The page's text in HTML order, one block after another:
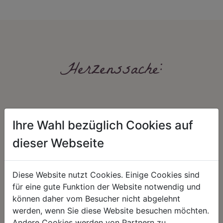
Herzenssache:
HARMONIE
Unser Sortiment steht für ein
positives Lebensgefühl. Wir
schenken natürliche, stilvolle
Momente für harmonische Stunden
zu Hause – den Ort, an dem
FAIRNESS
Nicht immer ist der günstigste Preis
auch ein guter Preis. Wir handeln
fair – im Hinblick auf unsere
Kalkulation, angemessene
Entlohnung und unsere
Ihre Wahl bezüglich Cookies auf
dieser Webseite
Diese Website nutzt Cookies. Einige Cookies sind
für eine gute Funktion der Website notwendig und
können daher vom Besucher nicht abgelehnt
werden, wenn Sie diese Website besuchen möchten.